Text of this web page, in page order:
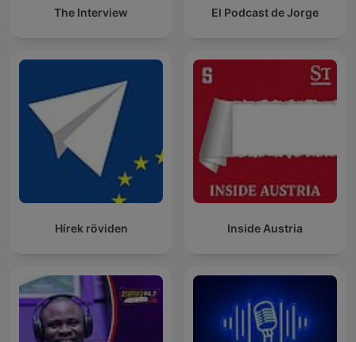
The Interview El Podcast de Jorge
Hírek röviden Inside Austria